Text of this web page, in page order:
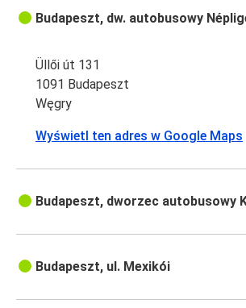
Budapeszt, dw. autobusowy
Üllői út 131
1091 Budapeszt
Węgry
Wyświetl ten adres w Google Maps
Budapeszt, dworzec autobusowy
Budapeszt, ul. Mexikói